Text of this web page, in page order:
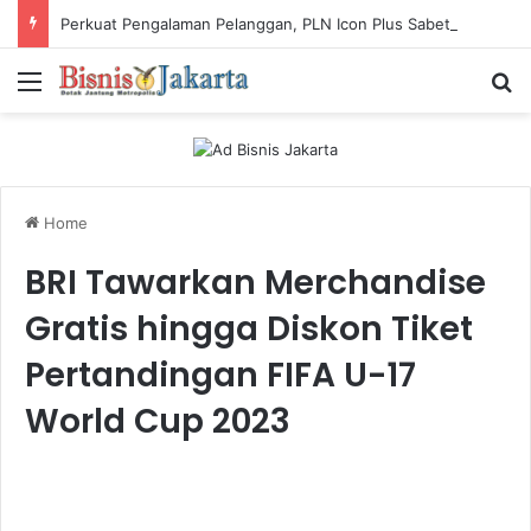
Menu
Home
BRI Tawarkan Merchandise
Gratis hingga Diskon Tiket
Pertandingan FIFA U-17
World Cup 2023